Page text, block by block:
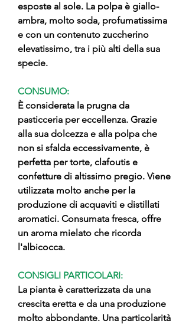
esposte al sole. La polpa è giallo-
ambra, molto soda, profumatissima
e con un contenuto zuccherino
elevatissimo, tra i più alti della sua
specie.
CONSUMO:
È considerata la prugna da
pasticceria per eccellenza. Grazie
alla sua dolcezza e alla polpa che
non si sfalda eccessivamente, è
perfetta per torte, clafoutis e
confetture di altissimo pregio. Viene
utilizzata molto anche per la
produzione di acquaviti e distillati
aromatici. Consumata fresca, offre
un aroma mielato che ricorda
l'albicocca.
CONSIGLI PARTICOLARI:
La pianta è caratterizzata da una
crescita eretta e da una produzione
molto abbondante. Una particolarità